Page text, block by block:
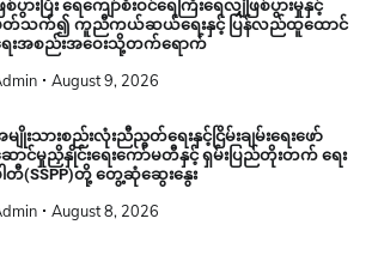
ြစ်ပွားပြီး ရေကျော်စီးဝင်ရေကြီးရေလျှံဖြစ်ပွားမှုနှင့်
တ်သက်၍ ကူညီကယ်ဆယ်ရေးနှင့် ပြန်လည်ထူထောင်
ေးအစည်းအဝေးသို့တက်ရောက်
August 9, 2026
ျိုးသားစည်းလုံးညီညွတ်ရေးနှင့်ငြိမ်းချမ်းရေးဖော်
ာင်မှုညှိနှိုင်းရေးကော်မတီနှင့် ရှမ်းပြည်တိုးတက် ရေး
တီ(SSPP)တို့ တွေ့ဆုံဆွေးနွေး
August 8, 2026